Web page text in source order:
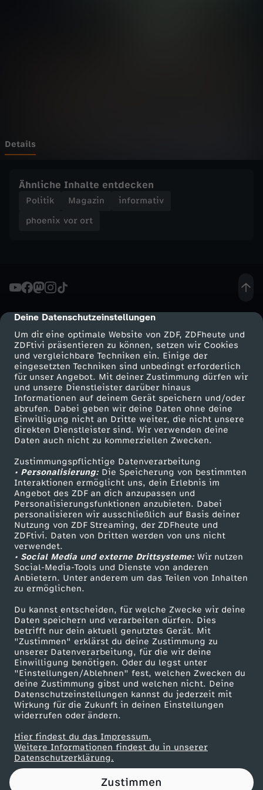
cmp-dialog-description
Deine Datenschutzeinstellungen
Um dir eine optimale Website von ZDF, ZDFheute und
ZDFtivi präsentieren zu können, setzen wir Cookies
und vergleichbare Techniken ein. Einige der
eingesetzten Techniken sind unbedingt erforderlich
für unser Angebot. Mit deiner Zustimmung dürfen wir
und unsere Dienstleister darüber hinaus
Informationen auf deinem Gerät speichern und/oder
abrufen. Dabei geben wir deine Daten ohne deine
Einwilligung nicht an Dritte weiter, die nicht unsere
direkten Dienstleister sind. Wir verwenden deine
Daten auch nicht zu kommerziellen Zwecken.
Zustimmungspflichtige Datenverarbeitung
• Personalisierung:Die Speicherung von bestimmten
Interaktionen ermöglicht uns, dein Erlebnis im
Angebot des ZDF an dich anzupassen und
Personalisierungsfunktionen anzubieten. Dabei
personalisieren wir ausschließlich auf Basis deiner
Nutzung von ZDF Streaming, der ZDFheute und
ZDFtivi. Daten von Dritten werden von uns nicht
verwendet.
• Social Media und externe Drittsysteme:Wir nutzen
Social-Media-Tools und Dienste von anderen
Anbietern. Unter anderem um das Teilen von Inhalten
zu ermöglichen.
Du kannst entscheiden, für welche Zwecke wir deine
Daten speichern und verarbeiten dürfen. Dies
betrifft nur dein aktuell genutztes Gerät. Mit
"Zustimmen" erklärst du deine Zustimmung zu
unserer Datenverarbeitung, für die wir deine
Einwilligung benötigen. Oder du legst unter
"Einstellungen/Ablehnen" fest, welchen Zwecken du
deine Zustimmung gibst und welchen nicht. Deine
Datenschutzeinstellungen kannst du jederzeit mit
Wirkung für die Zukunft in deinen Einstellungen
widerrufen oder ändern.
Hier findest du das Impressum.
Weitere Informationen findest du in unserer
Datenschutzerklärung.
Zustimmen
t
S
d
e
r
s
e
n
d
u
n
g
z
u
m
A
b
s
c
h
Details
Ähnliche Inhalte entdecken
Politik Magazin
informativ
phoenix vor ort
Mehr ZDF
ZDF-Apps
Smart TV
ZDFtext
Livestreams
Sendungen A-Z
TV-Programm
Service
ZDFmitreden
Kontakt zum ZDF
Tickets
Zuschauerservice
Hilfe
ZDF Unternehmen
Karriere
ZDF goes Schule
Werbefernsehen
Mainzelmännchen
Partner